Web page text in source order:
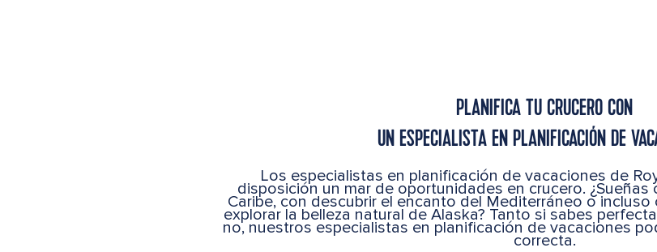
PLANIFICA TU CRUCERO CON
UN ESPECIALISTA EN PLANIFICACIÓN DE
Los especialistas en planificación de vacaciones de
disposición un mar de oportunidades en crucero.
Caribe, con descubrir el encanto del Mediterráneo o
explorar la belleza natural de Alaska? Tanto si sabes
no, nuestros especialistas en planificación de vacaciones
correcta.